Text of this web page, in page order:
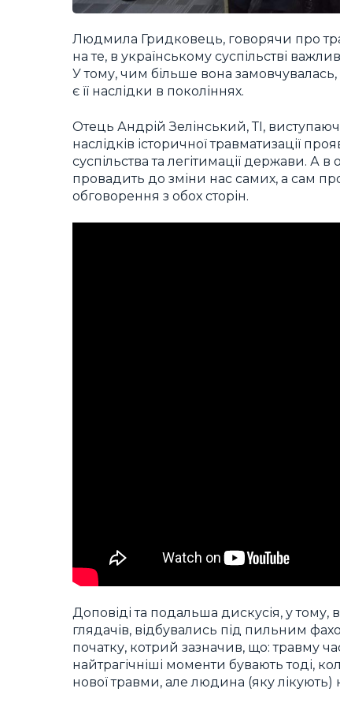
Людмила Гридковець, говорячи про
на те, в українському суспільстві
У тому, чим більше вона
є її наслідки в поколіннях.
Отець Андрій Зелінський, ТІ,
наслідків історичної травматизації
суспільства та легітимації держави. А
провадить до зміни нас самих, а сам
обговорення з обох сторін.
Доповіді та подальша дискусія, у тому,
глядачів, відбувались під пильним
початку, котрий зазначив, що: травму
найтрагічніші моменти бувають тоді,
нової травми, але людина (яку